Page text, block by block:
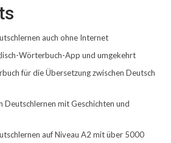
auch ohne Internet
Wörterbuch-App und umgekehrt
für die Übersetzung zwischen Deutsch
Deutschlernen mit Geschichten und
auf Niveau A2 mit über 5000